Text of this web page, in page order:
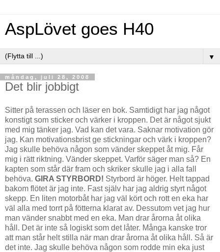
AspLövet goes H40
▼
måndag, juli 28, 2008
Det blir jobbigt
Sitter på terassen och läser en bok. Samtidigt har jag något
konstigt som sticker och värker i kroppen. Det är något sjukt
med mig tänker jag. Vad kan det vara. Saknar motivation gör
jag. Kan motivationsbrist ge stickningar och värk i kroppen?
Jag skulle behöva någon som vänder skeppet åt mig. Får
mig i rätt riktning. Vänder skeppet. Varför säger man så? En
kapten som står där fram och skriker skulle jag i alla fall
behöva. GIRA STYRBORD! Styrbord är höger. Helt tappad
bakom flötet är jag inte. Fast själv har jag aldrig styrt något
skepp. En liten motorbåt har jag väl kört och rott en eka har
väl alla med torrt på fötterna klarat av. Dessutom vet jag hur
man vänder snabbt med en eka. Man drar årorna åt olika
håll. Det är inte så logiskt som det låter. Många kanske tror
att man står helt stilla när man drar årorna åt olika håll. Så är
det inte. Jag skulle behöva någon som rodde min eka just